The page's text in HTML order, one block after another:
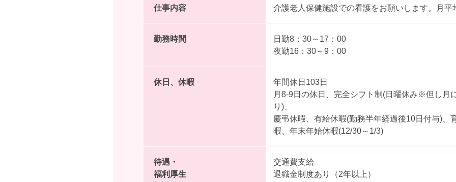
仕事内容 介護老人保健施設での看護をお願いします。月平
勤務時間
日勤8：30～17：00
夜勤16：30～9：00
休日、休暇
年間休日103日
月8-9日の休日、完全シフト制(日曜休み※但し月
り)、
慶弔休暇、有給休暇(勤務半年経過後10日付与)、
暇、年末年始休暇(12/30～1/3)
待遇・
福利厚生
交通費支給
退職金制度あり（2年以上）